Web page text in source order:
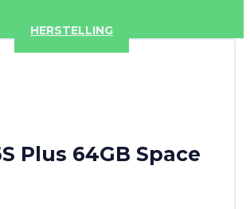
HERSTELLING
Plus 64GB Space